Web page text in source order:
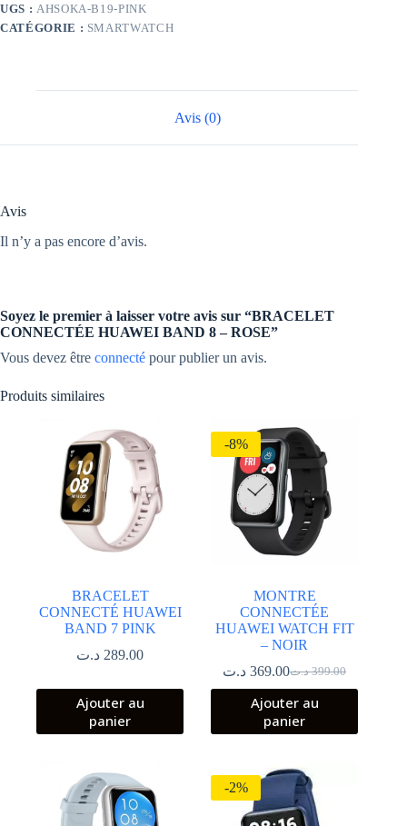
-
ROSE
UGS : AHSOKA-B19-PINK
CATÉGORIE : SMARTWATCH
Avis (0)
Avis
Il n’y a pas encore d’avis.
Soyez le premier à laisser votre avis sur “BRACELET
CONNECTÉE HUAWEI BAND 8 – ROSE”
Vous devez être connecté pour publier un avis.
Produits similaires
BRACELET
CONNECTÉ HUAWEI
BAND 7 PINK
289.00 د.ت
Ajouter au
panier
-8%
MONTRE
CONNECTÉE
HUAWEI WATCH FIT
– NOIR
399.00 د.تLe
prix
initial
était :
369.00 د.ت
Le
prix
actuel
est :
Ajouter au
panier
-2%